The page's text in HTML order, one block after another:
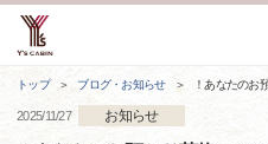
トップ ブログ・お知らせ ！あなたのお
2025/11/27 お知らせ